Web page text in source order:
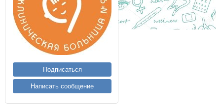
Подписаться
Написать сообщение